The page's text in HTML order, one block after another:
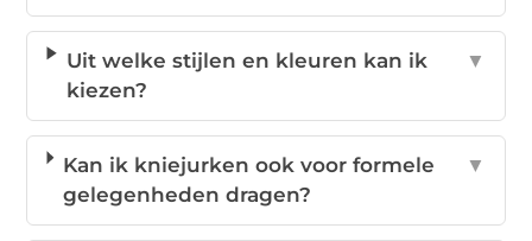
Uit welke stijlen en kleuren kan ik
kiezen?
▼
Kan ik kniejurken ook voor formele
gelegenheden dragen?
▼